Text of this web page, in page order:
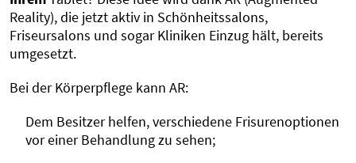
Reality), die jetzt aktiv in Schönheitssalons,
Friseursalons und sogar Kliniken Einzug hält, bereits
umgesetzt.
Bei der Körperpflege kann AR:
Dem Besitzer helfen, verschiedene Frisurenoptionen
vor einer Behandlung zu sehen;